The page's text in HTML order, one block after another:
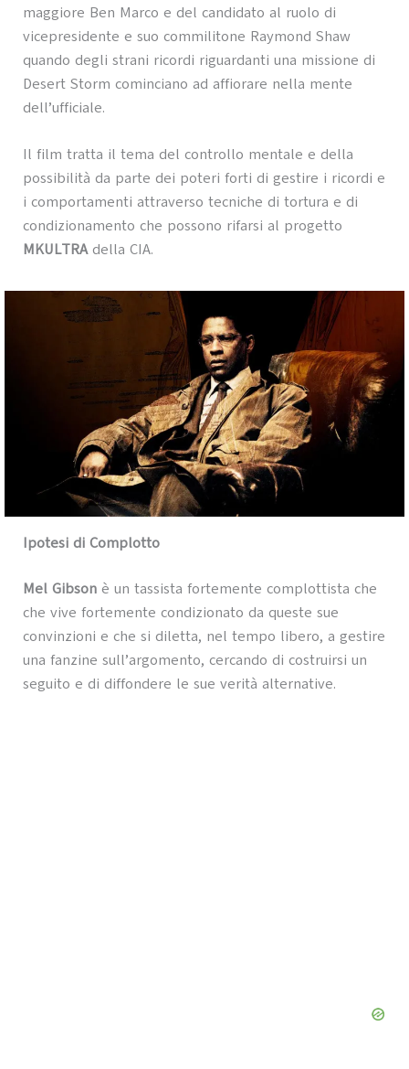
maggiore Ben Marco e del candidato al ruolo di
vicepresidente e suo commilitone Raymond Shaw
quando degli strani ricordi riguardanti una missione di
Desert Storm cominciano ad affiorare nella mente
dell’ufficiale.
Il film tratta il tema del controllo mentale e della
possibilità da parte dei poteri forti di gestire i ricordi e
i comportamenti attraverso tecniche di tortura e di
condizionamento che possono rifarsi al progetto
MKULTRAdella CIA.
Ipotesi di Complotto
Mel Gibsonè un tassista fortemente complottista che
che vive fortemente condizionato da queste sue
convinzioni e che si diletta, nel tempo libero, a gestire
una fanzine sull’argomento, cercando di costruirsi un
seguito e di diffondere le sue verità alternative.